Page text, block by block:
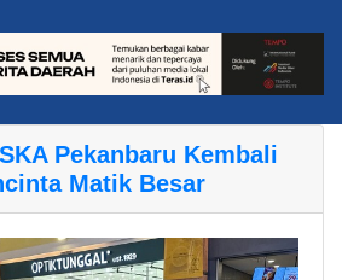
Pekanbaru Kembali
Matik Besar